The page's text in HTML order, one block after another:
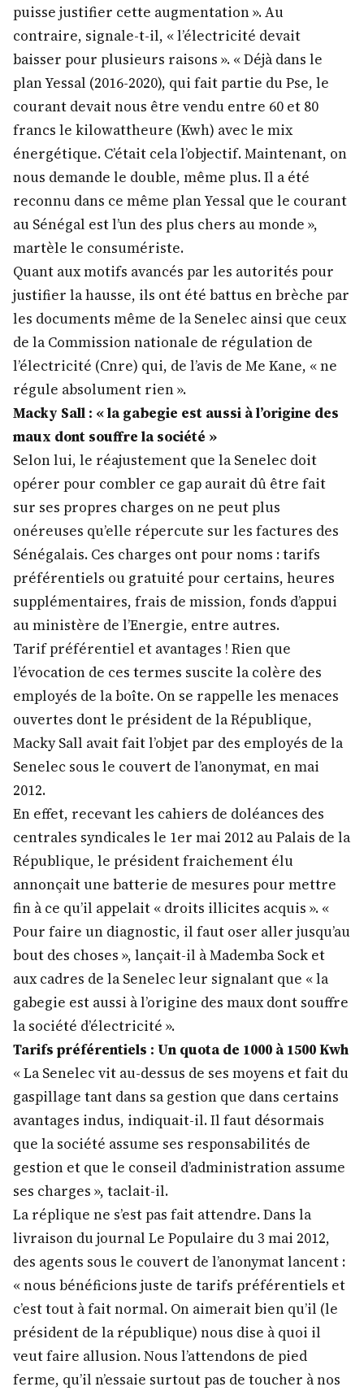
puisse justifier cette augmentation ». Au
contraire, signale-t-il, « l’électricité devait
baisser pour plusieurs raisons ». « Déjà dans le
plan Yessal (2016-2020), qui fait partie du Pse, le
courant devait nous être vendu entre 60 et 80
francs le kilowattheure (Kwh) avec le mix
énergétique. C’était cela l’objectif. Maintenant, on
nous demande le double, même plus. Il a été
reconnu dans ce même plan Yessal que le courant
au Sénégal est l’un des plus chers au monde »,
martèle le consumériste.
Quant aux motifs avancés par les autorités pour
justifier la hausse, ils ont été battus en brèche par
les documents même de la Senelec ainsi que ceux
de la Commission nationale de régulation de
l’électricité (Cnre) qui, de l’avis de Me Kane, « ne
régule absolument rien ».
Macky Sall : « la gabegie est aussi à l’origine des
maux dont souffre la société »
Selon lui, le réajustement que la Senelec doit
opérer pour combler ce gap aurait dû être fait
sur ses propres charges on ne peut plus
onéreuses qu’elle répercute sur les factures des
Sénégalais. Ces charges ont pour noms : tarifs
préférentiels ou gratuité pour certains, heures
supplémentaires, frais de mission, fonds d’appui
au ministère de l’Energie, entre autres.
Tarif préférentiel et avantages ! Rien que
l’évocation de ces termes suscite la colère des
employés de la boîte. On se rappelle les menaces
ouvertes dont le président de la République,
Macky Sall avait fait l’objet par des employés de la
Senelec sous le couvert de l’anonymat, en mai
2012.
En effet, recevant les cahiers de doléances des
centrales syndicales le 1er mai 2012 au Palais de la
République, le président fraichement élu
annonçait une batterie de mesures pour mettre
fin à ce qu’il appelait « droits illicites acquis ». «
Pour faire un diagnostic, il faut oser aller jusqu’au
bout des choses », lançait-il à Mademba Sock et
aux cadres de la Senelec leur signalant que « la
gabegie est aussi à l’origine des maux dont souffre
la société d’électricité ».
Tarifs préférentiels : Un quota de 1000 à 1500 Kwh
« La Senelec vit au-dessus de ses moyens et fait du
gaspillage tant dans sa gestion que dans certains
avantages indus, indiquait-il. Il faut désormais
que la société assume ses responsabilités de
gestion et que le conseil d’administration assume
ses charges », taclait-il.
La réplique ne s’est pas fait attendre. Dans la
livraison du journal Le Populaire du 3 mai 2012,
des agents sous le couvert de l’anonymat lancent :
« nous bénéficions juste de tarifs préférentiels et
c’est tout à fait normal. On aimerait bien qu’il (le
président de la république) nous dise à quoi il
veut faire allusion. Nous l’attendons de pied
ferme, qu’il n’essaie surtout pas de toucher à nos